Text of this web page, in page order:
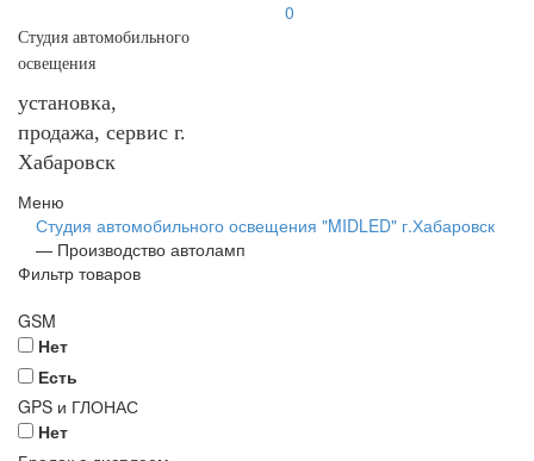
Студия автомобильного
освещения
установка,
продажа, сервис г.
Хабаровск
0
Меню
Студия автомобильного освещения "MIDLED" г.Хабаровск
— Производство автоламп
Фильтр товаров
GSM
Нет
Есть
GPS и ГЛОНАС
Нет